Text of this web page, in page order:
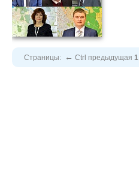
Страницы: ← Ctrl предыдущая 1